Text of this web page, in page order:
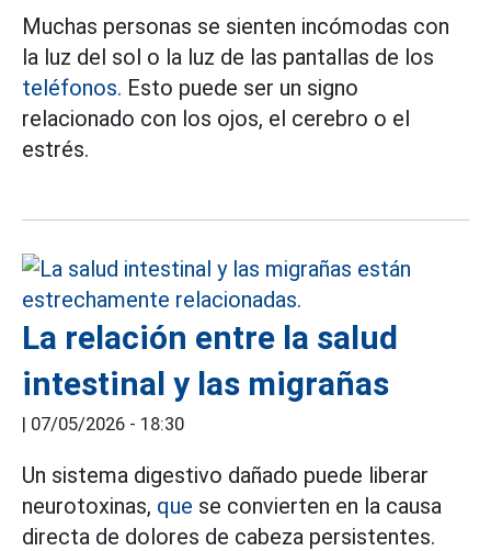
Muchas personas se sienten incómodas con
la luz del sol o la luz de las pantallas de los
teléfonos. Esto puede ser un signo
relacionado con los ojos, el cerebro o el
estrés.
La relación entre la salud
intestinal y las migrañas
| 07/05/2026 - 18:30
Un sistema digestivo dañado puede liberar
neurotoxinas, que se convierten en la causa
directa de dolores de cabeza persistentes.